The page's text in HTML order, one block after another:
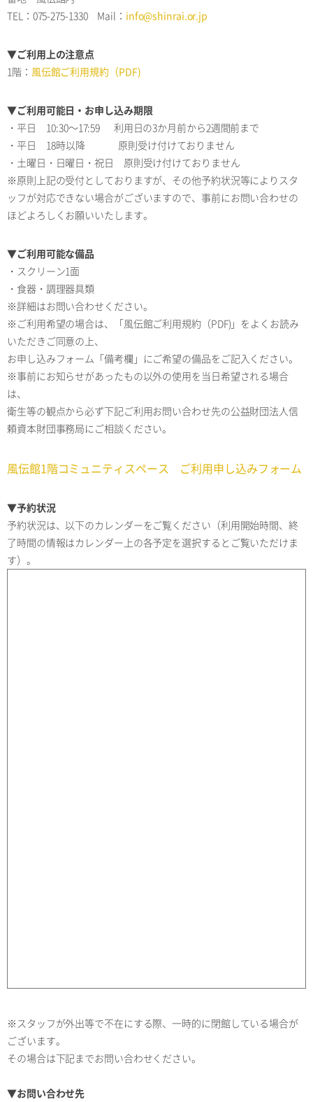
TEL：075-275-1330 Mail： info@shinrai.or.jp
▼ご利用上の注意点
1階： 風伝館ご利用規約（PDF)
▼ご利用可能日・お申し込み期限
・平日 10:30～17:59 利用日の3か月前から2週間前まで
・平日 18時以降 原則受け付けておりません
・土曜日・日曜日・祝日 原則受け付けておりません
※原則上記の受付としておりますが、その他予約状況等によりスタ
ッフが対応できない場合がございますので、事前にお問い合わせの
ほどよろしくお願いいたします。
▼ご利用可能な備品
・スクリーン1面
・食器・調理器具類
※詳細はお問い合わせください。
※ご利用希望の場合は、「風伝館ご利用規約（PDF)」をよくお読み
いただきご同意の上、
お申し込みフォーム「備考欄」にご希望の備品をご記入ください。
※事前にお知らせがあったもの以外の使用を当日希望される場合
は、
衛生等の観点から必ず下記ご利用お問い合わせ先の公益財団法人信
頼資本財団事務局にご相談ください。
風伝館1階コミュニティスペース ご利用申し込みフォーム
▼予約状況
予約状況は、以下のカレンダーをご覧ください（利用開始時間、終
了時間の情報はカレンダー上の各予定を選択するとご覧いただけま
す）。
※スタッフが外出等で不在にする際、一時的に閉館している場合が
ございます。
その場合は下記までお問い合わせください。
▼お問い合わせ先